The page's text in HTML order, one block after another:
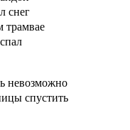
снег
трамвае
невозможно
спустить